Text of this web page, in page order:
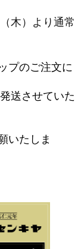
木）より通常
プのご注文に
送させていた
いたしま